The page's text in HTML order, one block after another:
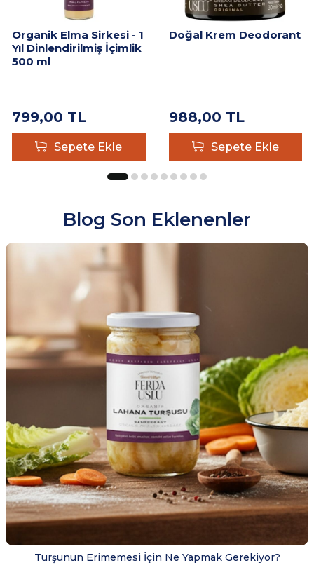
Organik Elma Sirkesi - 1
Yıl Dinlendirilmiş İçimlik
500 ml
799,00 TL
Sepete Ekle
Doğal Krem Deodorant
988,00 TL
Sepete Ekle
Blog Son Eklenenler
Turşunun Erimemesi İçin Ne Yapmak Gerekiyor?